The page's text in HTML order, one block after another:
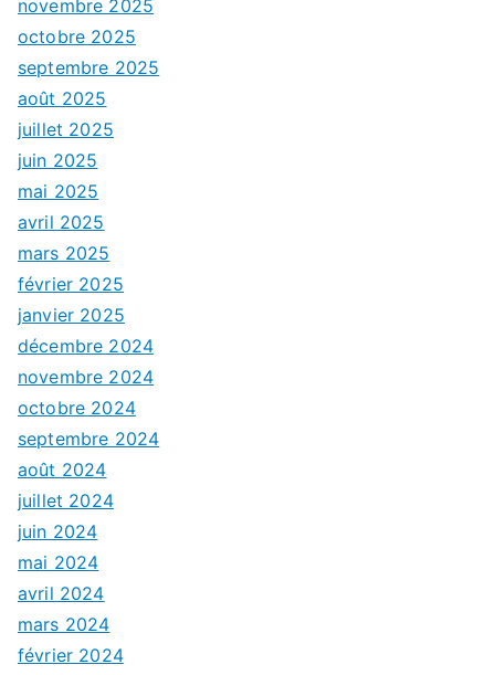
novembre 2025
octobre 2025
septembre 2025
août 2025
juillet 2025
juin 2025
mai 2025
avril 2025
mars 2025
février 2025
janvier 2025
décembre 2024
novembre 2024
octobre 2024
septembre 2024
août 2024
juillet 2024
juin 2024
mai 2024
avril 2024
mars 2024
février 2024